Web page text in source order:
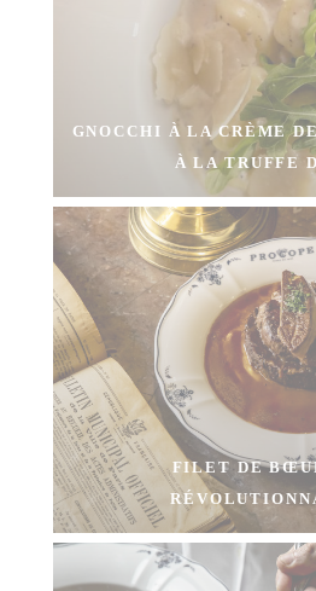
GNOCCHI À LA CRÈME
À LA TRUFFE
FILET DE